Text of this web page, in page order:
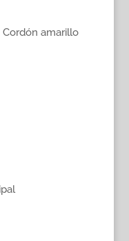
amarillo